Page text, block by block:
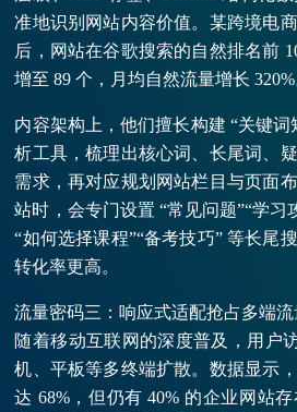
准地识别网站内容价值。某跨境电
后，网站在谷歌搜索的自然排名前
增至 89 个，月均自然流量增长 320%
内容架构上，他们擅长构建 “关键
析工具，梳理出核心词、长尾词、
需求，再对应规划网站栏目与页面
站时，会专门设置 “常见问题”“学习
“如何选择课程”“备考技巧” 等长尾
转化率更高。
流量密码三：响应式适配抢占多端流
随着移动互联网的深度普及，用户
机、平板等多终端扩散。数据显示
达 68%，但仍有 40% 的企业网站